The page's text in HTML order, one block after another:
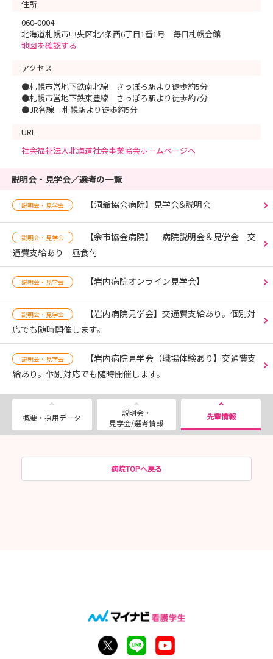
住所
060-0004
北海道札幌市中央区北4条西6丁目1番1号 毎日札幌会館
地図を確認する
アクセス
●札幌市営地下鉄南北線 さっぽろ駅より徒歩約5分
●札幌市営地下鉄東豊線 さっぽろ駅より徒歩約7分
●JR各線 札幌駅より徒歩約5分
URL
社会福祉法人北海道社会事業協会ホームページへ
説明会・見学会／選考の一覧
説明会・見学会 【洞爺協会病院】見学会&説明会
説明会・見学会
【余市協会病院】 病院説明会＆見学会 交
通費支給あり 昼食付
説明会・見学会 【岩内病院オンライン見学会】
説明会・見学会
【岩内病院見学会】交通費支給あり。個別対
応でも随時開催します。
説明会・見学会
【岩内病院見学会（職場体験あり】交通費支
給あり。個別対応でも随時開催します。
概要・採用データ
説明会・
見学会/選考情報
先輩情報
病院TOPへ戻る